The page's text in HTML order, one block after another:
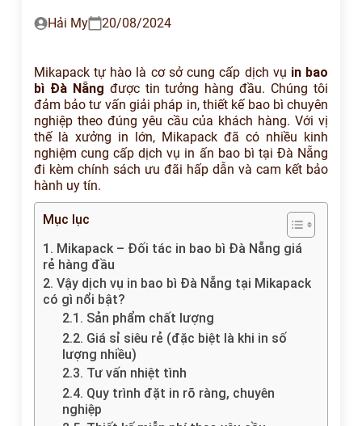
Hải My 20/08/2024
Mikapack tự hào là cơ sở cung cấp dịch vụ in bao
bì Đà Nẵng được tin tưởng hàng đầu. Chúng tôi
đảm bảo tư vấn giải pháp in, thiết kế bao bì chuyên
nghiệp theo đúng yêu cầu của khách hàng. Với vị
thế là xưởng in lớn, Mikapack đã có nhiều kinh
nghiệm cung cấp dịch vụ in ấn bao bì tại Đà Nẵng
đi kèm chính sách ưu đãi hấp dẫn và cam kết bảo
hành uy tín.
Mục lục
1. Mikapack – Đối tác in bao bì Đà Nẵng giá
rẻ hàng đầu
2. Vậy dịch vụ in bao bì Đà Nẵng tại Mikapack
có gì nổi bật?
2.1. Sản phẩm chất lượng
2.2. Giá sỉ siêu rẻ (đặc biệt là khi in số
lượng nhiều)
2.3. Tư vấn nhiệt tình
2.4. Quy trình đặt in rõ ràng, chuyên
nghiệp